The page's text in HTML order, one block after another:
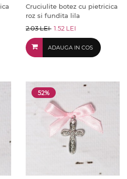
Cruciulite botez cu pietricica
roz si fundita lila
2.03 LEI 1.52 LEI
ADAUGA IN COS
52%